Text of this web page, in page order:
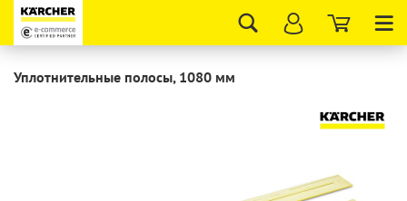
Уплотнительные полосы, 1080 мм